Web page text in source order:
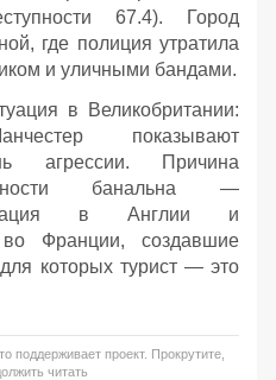
67.4). Город
где полиция утратила
и уличными бандами.
в Великобритании:
показывают
агрессии. Причина
банальна —
в Англии и
Франции, создавшие
которых турист — это
поддерживает проект. Прокрутите,
читать